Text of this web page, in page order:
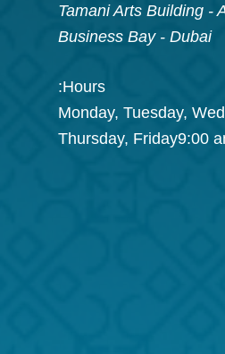
Tamani Arts Building -
Business Bay- Dubai
Hours:
Monday, Tuesday,
Thursday, Friday9:00